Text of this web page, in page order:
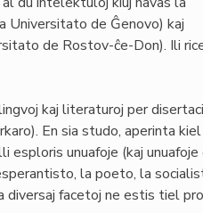
Universitato de Ĝenovo) kaj
de Rostov-ĉe-Don). Ili
kaj literaturoj per
En sia studo, aperinta
esploris unuafoje (kaj
la poeto, la
facetoj ne estis tiel